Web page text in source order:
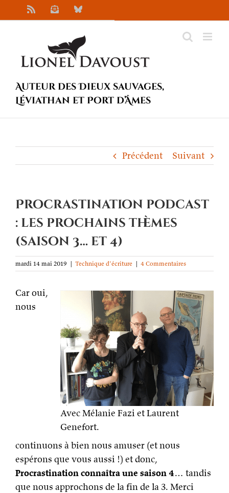
au
NewsletterBluesky
Auteur des Dieux sauvages,
Léviathan et Port d’Âmes
Précédent Suivant
Procrastination podcast
: les prochains thèmes
(saison 3… et 4)
mardi 14 mai 2019 | Technique d'écriture | 4 Commentaires
Avec Mélanie Fazi et Laurent
Genefort.
Car oui,
nous
continuons à bien nous amuser (et nous
espérons que vous aussi !) et donc,
Procrastination connaîtra une saison 4… tandis
que nous approchons de la fin de la 3. Merci